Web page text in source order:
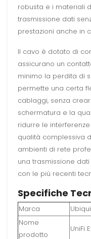
robusta e i materiali
trasmissione dati
prestazioni anche in
Il cavo è dotato di
assicurano un
minimo la perdita di
permette una certa
cablaggi, senza
schermatura e la
ridurre le
qualità complessiva
ambienti di rete
una trasmissione
con le più recenti
Specifiche
Marca
Nome
prodotto
UniFi